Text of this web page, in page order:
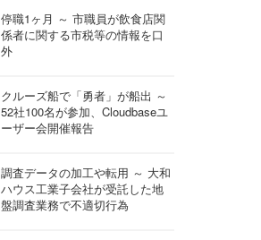
停職1ヶ月 ～ 市職員が飲食店関
係者に関する市税等の情報を口
外
クルーズ船で「勇者」が船出 ～
52社100名が参加、Cloudbaseユ
ーザー会開催報告
調査データの加工や転用 ～ 大和
ハウス工業子会社が受託した地
盤調査業務で不適切行為